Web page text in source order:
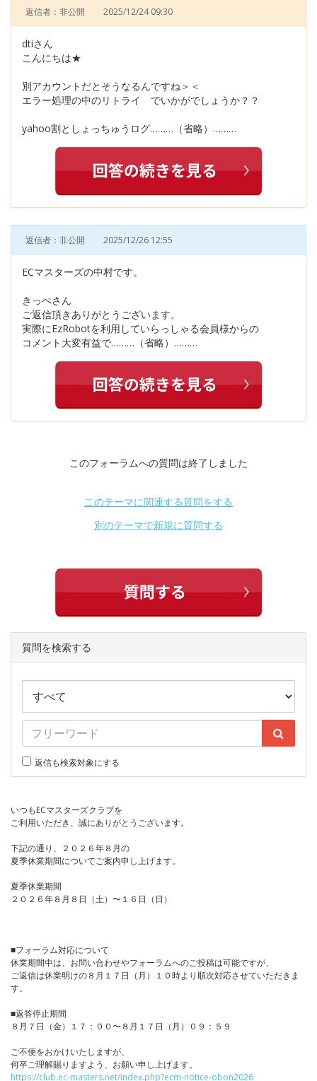
返信者：非公開 2025/12/24 09:30
dtiさん
こんにちは★
別アカウントだとそうなるんですね＞＜
エラー処理の中のリトライ でいかがでしょうか？？
yahoo割としょっちゅうログ………（省略）………
返信者：非公開 2025/12/26 12:55
ECマスターズの中村です。
きっぺさん
ご返信頂きありがとうございます。
実際にEzRobotを利用していらっしゃる会員様からの
コメント大変有益で………（省略）………
このフォーラムへの質問は終了しました
このテーマに関連する質問をする
別のテーマで新規に質問する
質問を検索する
返信も検索対象にする
いつもECマスターズクラブを
ご利用いただき、誠にありがとうございます。
下記の通り、２０２６年８月の
夏季休業期間についてご案内申し上げます。
夏季休業期間
２０２６年８月８日（土）〜１６日（日）
■フォーラム対応について
休業期間中は、お問い合わせやフォーラムへのご投稿は可能ですが、
ご返信は休業明けの８月１７日（月）１０時より順次対応させていただきま
す。
■返答停止期間
８月７日（金）１７：００〜８月１７日（月）０９：５９
ご不便をおかけいたしますが、
何卒ご理解賜りますよう、お願い申し上げます。
https://club.ec-masters.net/index.php?ecm-notice-obon2026